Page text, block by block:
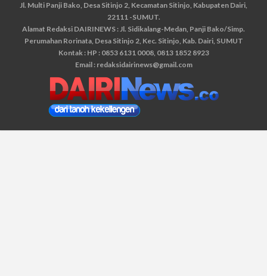
Jl. Multi Panji Bako, Desa Sitinjo 2, Kecamatan Sitinjo, Kabupaten Dairi,
22111 -SUMUT.
Alamat Redaksi DAIRINEWS : Jl. Sidikalang-Medan, Panji Bako/Simp.
Perumahan Rorinata, Desa Sitinjo 2, Kec. Sitinjo, Kab. Dairi, SUMUT
Kontak : HP : 0853 6131 0008, 0813 1852 8923
Email : redaksidairinews@gmail.com